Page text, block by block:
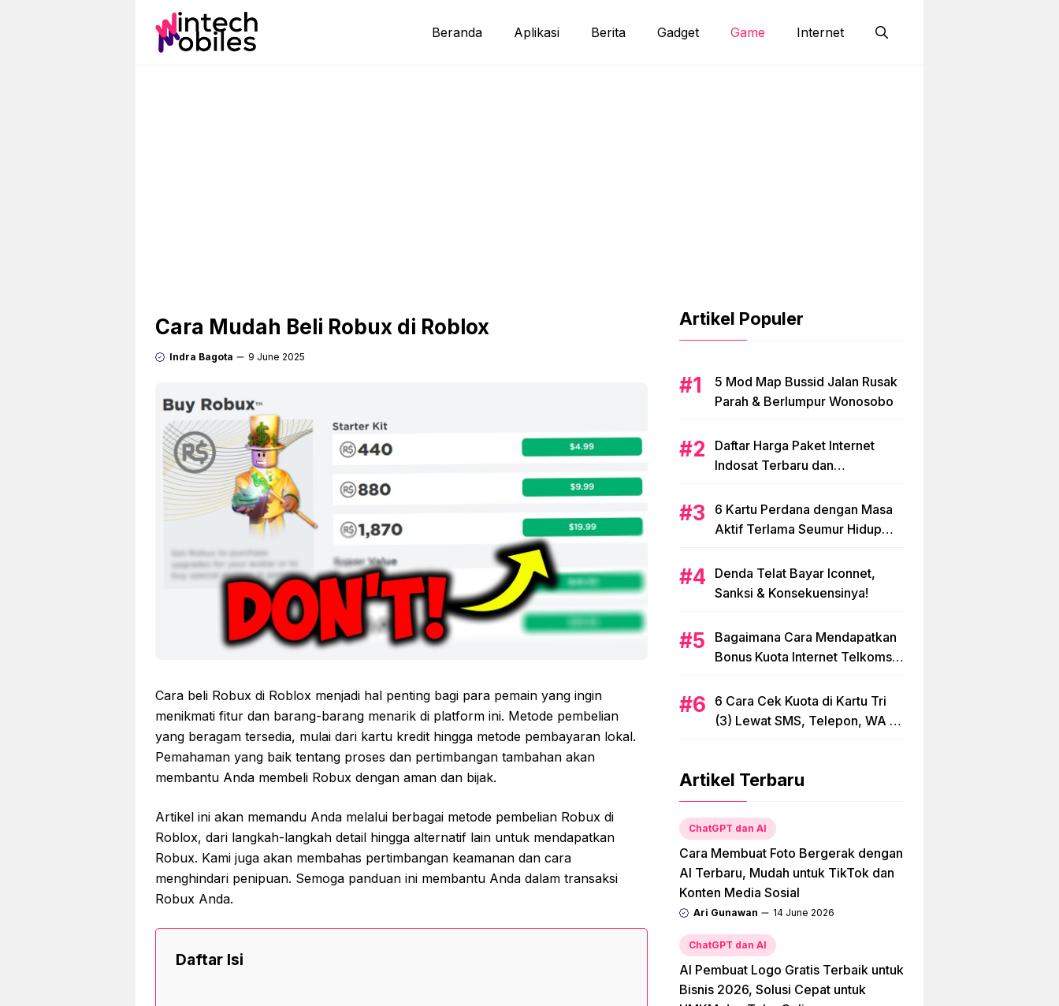
Beranda Aplikasi Berita Gadget Game Internet
Cara Mudah Beli Robux di Roblox
Indra Bagota 9 June 2025
Cara beli Robux di Roblox menjadi hal penting bagi para pemain yang ingin
menikmati fitur dan barang-barang menarik di platform ini. Metode pembelian
yang beragam tersedia, mulai dari kartu kredit hingga metode pembayaran lokal.
Pemahaman yang baik tentang proses dan pertimbangan tambahan akan
membantu Anda membeli Robux dengan aman dan bijak.
Artikel ini akan memandu Anda melalui berbagai metode pembelian Robux di
Roblox, dari langkah-langkah detail hingga alternatif lain untuk mendapatkan
Robux. Kami juga akan membahas pertimbangan keamanan dan cara
menghindari penipuan. Semoga panduan ini membantu Anda dalam transaksi
Robux Anda.
Daftar Isi
Artikel Populer
5 Mod Map Bussid Jalan Rusak
Parah & Berlumpur Wonosobo
Daftar Harga Paket Internet
Indosat Terbaru dan
6 Kartu Perdana dengan Masa
Aktif Terlama Seumur Hidup
Denda Telat Bayar Iconnet,
Sanksi & Konsekuensinya!
Bagaimana Cara Mendapatkan
Bonus Kuota Internet Telkomsel
6 Cara Cek Kuota di Kartu Tri
(3) Lewat SMS, Telepon, WA &
Artikel Terbaru
ChatGPT dan AI
Cara Membuat Foto Bergerak dengan
AI Terbaru, Mudah untuk TikTok dan
Konten Media Sosial
Ari Gunawan 14 June 2026
ChatGPT dan AI
AI Pembuat Logo Gratis Terbaik untuk
Bisnis 2026, Solusi Cepat untuk